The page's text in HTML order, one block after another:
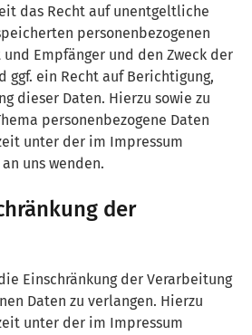
das Recht auf unentgeltliche
personenbezogenen
Empfänger und den Zweck der
ggf. ein Recht auf Berichtigung,
dieser Daten. Hierzu sowie zu
personenbezogene Daten
unter der im Impressum
uns wenden.
der
Einschränkung der Verarbeitung
Daten zu verlangen. Hierzu
unter der im Impressum